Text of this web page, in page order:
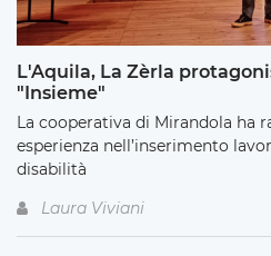
L'Aquila, La Zèrla
"Insieme"
La cooperativa di Mirandola ha
esperienza nell’inserimento
disabilità
Laura Viviani